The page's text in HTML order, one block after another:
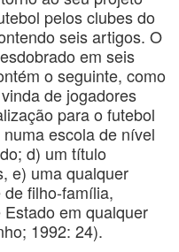
pelos clubes do
seis artigos. O
em seis
o seguinte, como
de jogadores
para o futebol
escola de nível
d) um título
e) uma qualquer
filho-família,
em qualquer
1992: 24).